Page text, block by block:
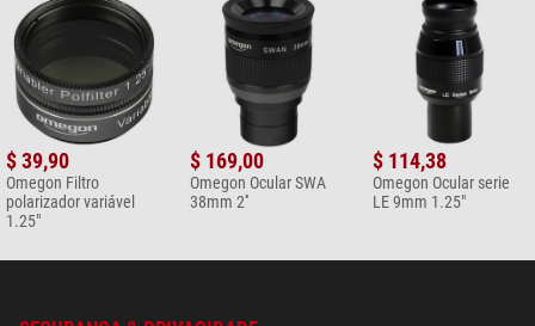
$ 39,90
Omegon Filtro
polarizador variável
1.25"
$ 169,00
Omegon Ocular SWA
38mm 2''
$ 114,38
Omegon Ocular serie
LE 9mm 1.25"